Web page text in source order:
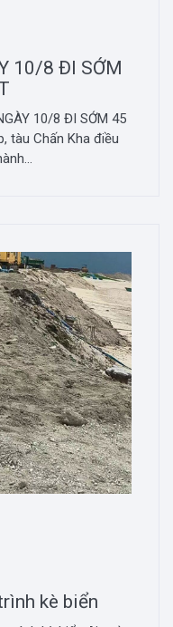
10/8 ĐI SỚM
10/8 ĐI SỚM 45
tàu Chấn Kha điều
kè biển